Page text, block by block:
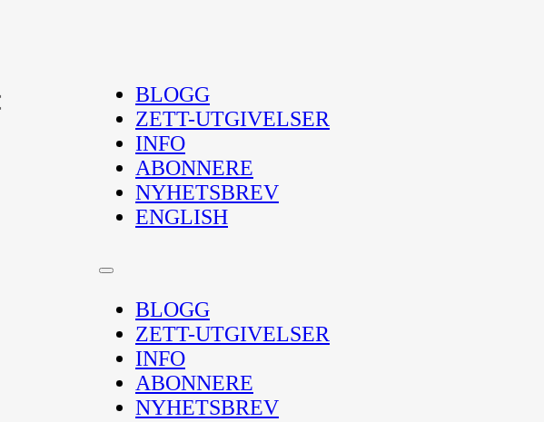
BLOGG
ZETT-UTGIVELSER
INFO
ABONNERE
NYHETSBREV
ENGLISH
BLOGG
ZETT-UTGIVELSER
INFO
ABONNERE
NYHETSBREV